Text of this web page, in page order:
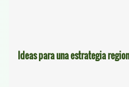
Ideas para una estrategia